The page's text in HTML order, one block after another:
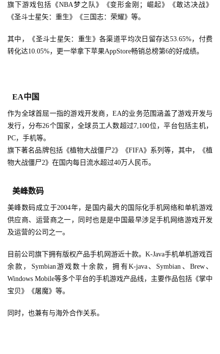
旗下游戏包括《NBA梦之队》《变形金刚；崛起》《敢达决战》
《圣斗士星矢：重生》《三国志：荣耀》等。
其中，《圣斗士星矢：重生》各渠道平均次日留存达53.65%，付费
转化达10.05%，更一举拿下苹果AppStore畅销总榜第6的好成绩。
EA中国
作为全球首屈一指的游戏开发商，EA的业务范围涵盖了游戏开发与
发行，分布26个国家，全球员工人数超过7,100位，平台包括主机，
PC，手机等。
旗下著名品牌包括《植物大战僵尸2》《FIFA》系列等，其中，《植
物大战僵尸2》在国内每日流水超过40万人民币。
美峰数码
美峰数码成立于2004年，是国内最大的国际化手机网络和单机游戏
供应商、运营商之一，同时也是是中国最早涉足手机网络游戏开发
及运营的公司之一。
目前公司旗下拥有版权产品手机网游近十款。K-Java手机单机游戏百
余款，Symbian游戏数十余款，拥有K-java、Symbian、Brew、
Windows Mobile等多个平台的手机游戏产品线，主要作品包括《掌中
宝贝》《屠魔》等。
同时，也兼有与海外合作关系。